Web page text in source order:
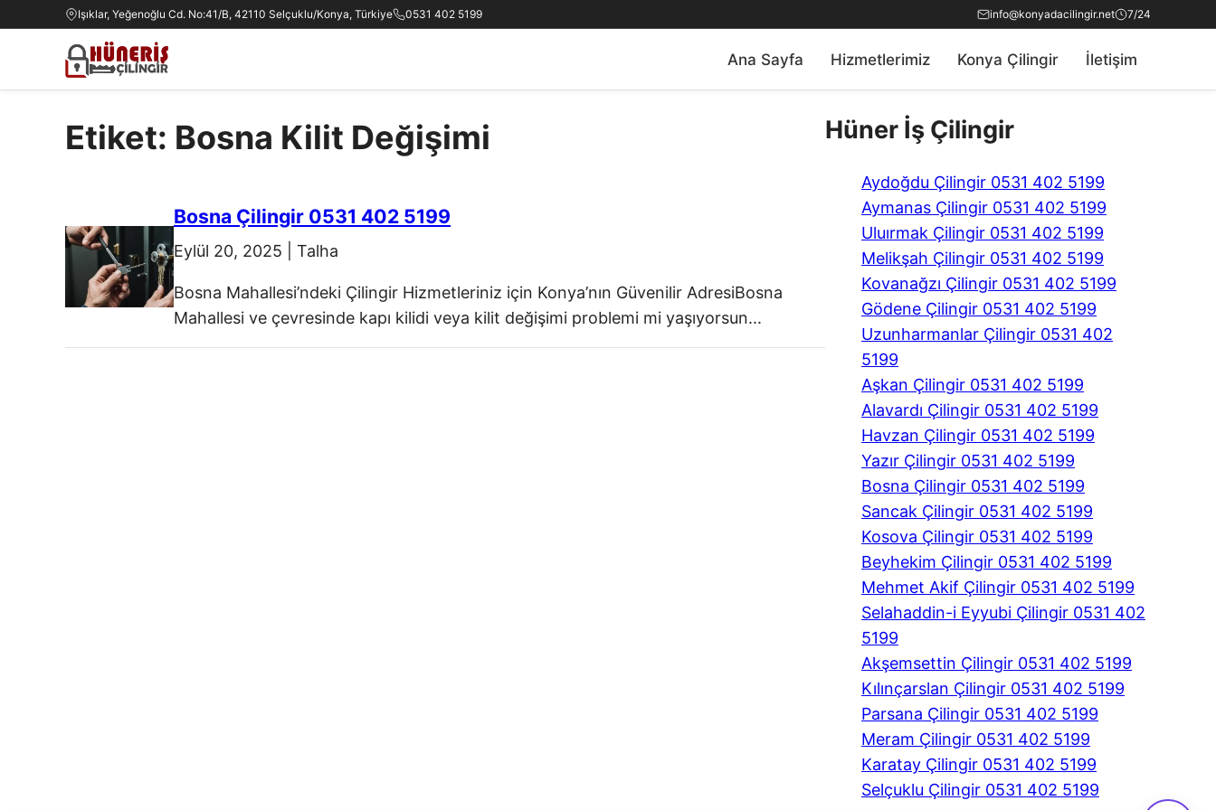
Işıklar, Yeğenoğlu Cd. No:41/B, 42110 Selçuklu/Konya, Türkiye 0531 402 5199 info@konyadacilingir.net 7/24
Ana Sayfa Hizmetlerimiz Konya Çilingir İletişim
Etiket: Bosna Kilit Değişimi
Bosna Çilingir 0531 402 5199
Eylül 20, 2025 Talha
Bosna Mahallesi’ndeki Çilingir Hizmetleriniz için Konya’nın Güvenilir AdresiBosna
Mahallesi ve çevresinde kapı kilidi veya kilit değişimi problemi mi yaşıyorsun...
Hüner İş Çilingir
Aydoğdu Çilingir 0531 402 5199
Aymanas Çilingir 0531 402 5199
Uluırmak Çilingir 0531 402 5199
Melikşah Çilingir 0531 402 5199
Kovanağzı Çilingir 0531 402 5199
Gödene Çilingir 0531 402 5199
Uzunharmanlar Çilingir 0531 402
5199
Aşkan Çilingir 0531 402 5199
Alavardı Çilingir 0531 402 5199
Havzan Çilingir 0531 402 5199
Yazır Çilingir 0531 402 5199
Bosna Çilingir 0531 402 5199
Sancak Çilingir 0531 402 5199
Kosova Çilingir 0531 402 5199
Beyhekim Çilingir 0531 402 5199
Mehmet Akif Çilingir 0531 402 5199
Selahaddin-i Eyyubi Çilingir 0531 402
5199
Akşemsettin Çilingir 0531 402 5199
Kılınçarslan Çilingir 0531 402 5199
Parsana Çilingir 0531 402 5199
Meram Çilingir 0531 402 5199
Karatay Çilingir 0531 402 5199
Selçuklu Çilingir 0531 402 5199